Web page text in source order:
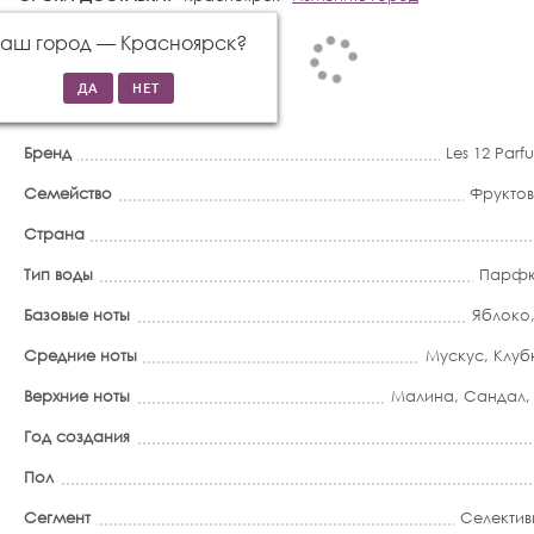
город — Красноярск?
Бренд
Les 12
Семейство
Страна
Тип воды
Базовые ноты
Яблоко,
Средние ноты
Мускус,
Верхние ноты
Малина, Сандал,
Год создания
Пол
Сегмент